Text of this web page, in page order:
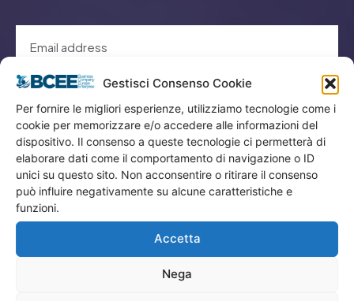
Gestisci Consenso Cookie
Per fornire le migliori esperienze, utilizziamo tecnologie come i
cookie per memorizzare e/o accedere alle informazioni del
dispositivo. Il consenso a queste tecnologie ci permetterà di
elaborare dati come il comportamento di navigazione o ID
unici su questo sito. Non acconsentire o ritirare il consenso
può influire negativamente su alcune caratteristiche e
funzioni.
Accetta
Nega
Menù
Privacy
Termini Utilizzo
Iscrizione Newsletter